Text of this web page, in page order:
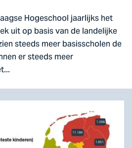
Hogeschool jaarlijks het
uit op basis van de landelijke
steeds meer basisscholen de
er steeds meer